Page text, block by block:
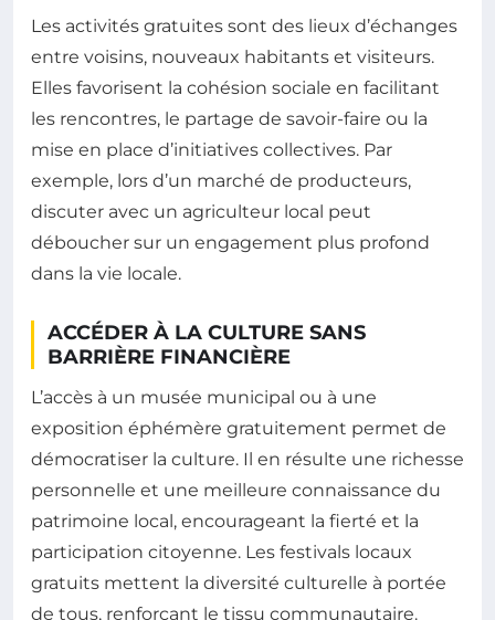
Les activités gratuites sont des lieux d’échanges
entre voisins, nouveaux habitants et visiteurs.
Elles favorisent la cohésion sociale en facilitant
les rencontres, le partage de savoir-faire ou la
mise en place d’initiatives collectives. Par
exemple, lors d’un marché de producteurs,
discuter avec un agriculteur local peut
déboucher sur un engagement plus profond
dans la vie locale.
ACCÉDER À LA CULTURE SANS
BARRIÈRE FINANCIÈRE
L’accès à un musée municipal ou à une
exposition éphémère gratuitement permet de
démocratiser la culture. Il en résulte une richesse
personnelle et une meilleure connaissance du
patrimoine local, encourageant la fierté et la
participation citoyenne. Les festivals locaux
gratuits mettent la diversité culturelle à portée
de tous, renforçant le tissu communautaire.